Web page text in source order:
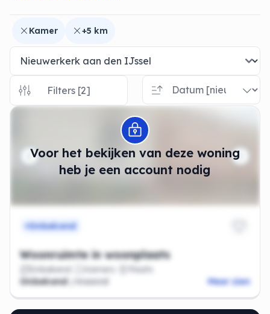
Kamer +5 km
Filters [2]
Voor het bekijken van deze woning
heb je een account nodig
Modal openen
Onbekend
Woonruimte in woonplaats
Onbekend Kamers
Plaats
Onbekend
/maand Meer zien